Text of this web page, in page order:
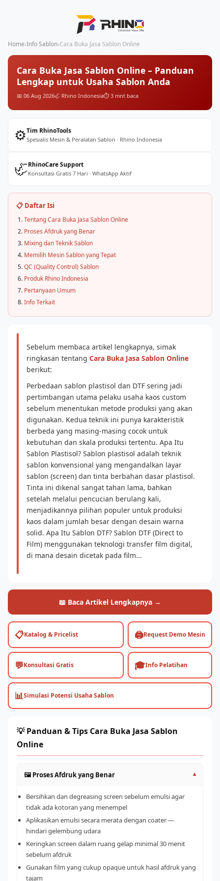
Home›Info Sablon›Cara Buka Jasa Sablon Online
Cara Buka Jasa Sablon Online – Panduan
Lengkap untuk Usaha Sablon Anda
📅 06 Aug 2026🦏 Rhino Indonesia⏱️ 3 mnt baca
⚙️Tim RhinoTools
Spesialis Mesin & Peralatan Sablon · Rhino Indonesia
🦏RhinoCare Support
Konsultasi Gratis 7 Hari · WhatsApp Aktif
📋 Daftar Isi
Tentang Cara Buka Jasa Sablon Online
Proses Afdruk yang Benar
Mixing dan Teknik Sablon
Memilih Mesin Sablon yang Tepat
QC (Quality Control) Sablon
Produk Rhino Indonesia
Pertanyaan Umum
Info Terkait
Sebelum membaca artikel lengkapnya, simak
ringkasan tentang Cara Buka Jasa Sablon Online
berikut:
Perbedaan sablon plastisol dan DTF sering jadi
pertimbangan utama pelaku usaha kaos custom
sebelum menentukan metode produksi yang akan
digunakan. Kedua teknik ini punya karakteristik
berbeda yang masing-masing cocok untuk
kebutuhan dan skala produksi tertentu. Apa Itu
Sablon Plastisol? Sablon plastisol adalah teknik
sablon konvensional yang mengandalkan layar
sablon (screen) dan tinta berbahan dasar plastisol.
Tinta ini dikenal sangat tahan lama, bahkan
setelah melalui pencucian berulang kali,
menjadikannya pilihan populer untuk produksi
kaos dalam jumlah besar dengan desain warna
solid. Apa Itu Sablon DTF? Sablon DTF (Direct to
Film) menggunakan teknologi transfer film digital,
di mana desain dicetak pada film...
📖 Baca Artikel Lengkapnya →
📋Katalog & Pricelist 🖨️Request Demo Mesin
💬Konsultasi Gratis 🎓Info Pelatihan
📊Simulasi Potensi Usaha Sablon
💡 Panduan & Tips Cara Buka Jasa Sablon
Online
🖼️ Proses Afdruk yang Benar ▾
Bersihkan dan degreasing screen sebelum emulsi agar
tidak ada kotoran yang menempel
Aplikasikan emulsi secara merata dengan coater —
hindari gelembung udara
Keringkan screen dalam ruang gelap minimal 30 menit
sebelum afdruk
Gunakan film yang cukup opaque untuk hasil afdruk yang
tajam